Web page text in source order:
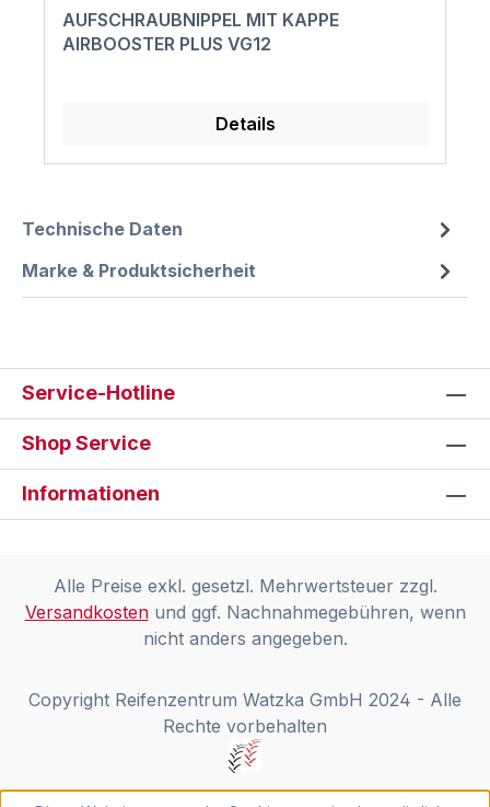
AUFSCHRAUBNIPPEL MIT KAPPE
AIRBOOSTER PLUS VG12
Details
Technische Daten
Marke & Produktsicherheit
Service-Hotline
Shop Service
Informationen
Alle Preise exkl. gesetzl. Mehrwertsteuer zzgl.
Versandkostenund ggf. Nachnahmegebühren, wenn
nicht anders angegeben.
Copyright Reifenzentrum Watzka GmbH 2024 - Alle
Rechte vorbehalten